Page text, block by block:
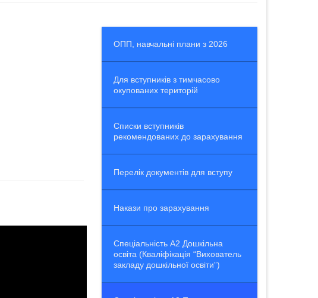
ОПП, навчальні плани з 2026
Для вступників з тимчасово
окупованих територій
Списки вступників
рекомендованих до зарахування
Перелік документів для вступу
Накази про зарахування
Спеціальність А2 Дошкільна
освіта (Кваліфікація “Вихователь
закладу дошкільної освіти”)